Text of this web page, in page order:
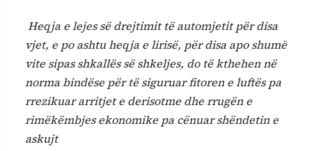
Heqja e lejes së drejtimit të automjetit për disa
vjet, e po ashtu heqja e lirisë, për disa apo shumë
vite sipas shkallës së shkeljes, do të kthehen në
norma bindëse për të siguruar fitoren e luftës pa
rrezikuar arritjet e derisotme dhe rrugën e
rimëkëmbjes ekonomike pa cënuar shëndetin e
askujt